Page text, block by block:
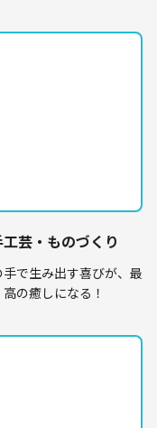
芸・ものづくり
手で生み出す喜びが、最
高の癒しになる！